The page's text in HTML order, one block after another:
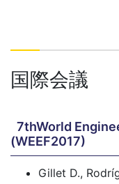
国際会議
7thWorld
(WEEF2017)
Gillet D.,